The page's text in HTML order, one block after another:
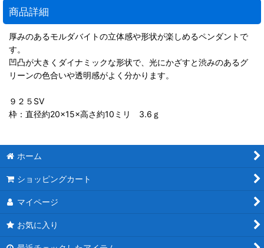
商品詳細
厚みのあるモルダバイトの立体感や形状が楽しめるペンダントで
す。
凹凸が大きくダイナミックな形状で、光にかざすと渋みのあるグ
リーンの色合いや透明感がよく分かります。
９２５SV
枠：直径約20×15×高さ約10ミリ 3.6ｇ
ホーム
ショッピングカート
マイページ
お気に入り